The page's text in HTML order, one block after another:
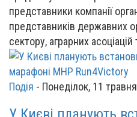
представники компанії
представників державних
сектору, аграрних асоціацій
Подія - Понеділок, 11